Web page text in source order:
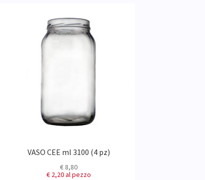
VASO CEE ml 3100 (4 pz)
€8,80
€ 2,20al pezzo